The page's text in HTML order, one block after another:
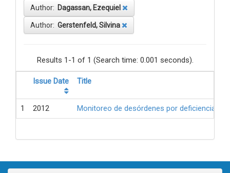
Author: Dagassan, Ezequiel
Author: Gerstenfeld, Silvina
Results 1-1 of 1 (Search time: 0.001 seconds).
Issue Date Title
1 2012 Monitoreo de desórdenes por deficiencia